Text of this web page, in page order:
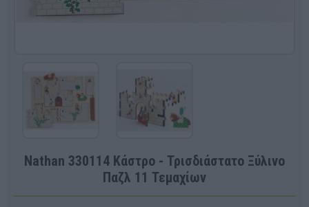
Nathan 330114 Κάστρο - Τρισδιάστατο Ξύλινο
Παζλ 11 Τεμαχίων